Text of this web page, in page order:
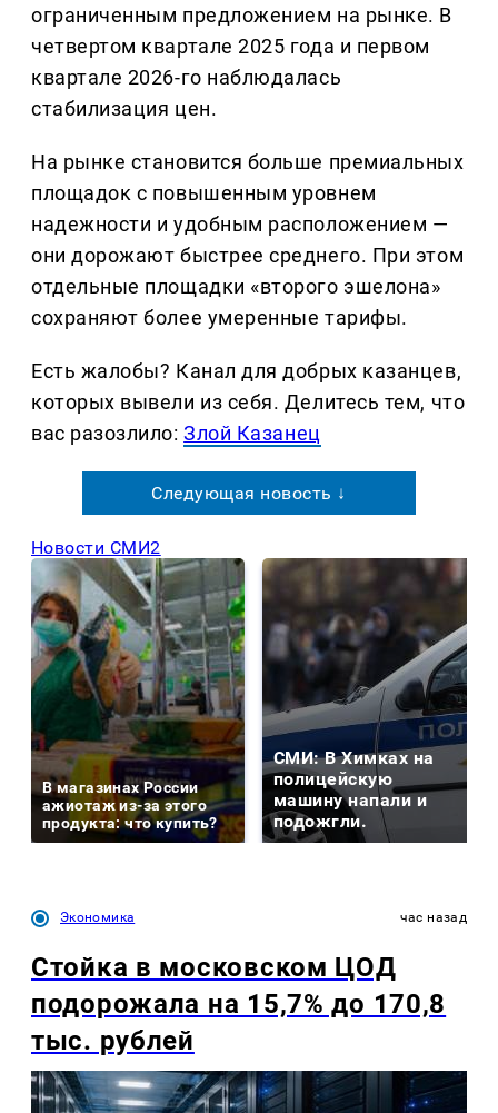
ограниченным предложением на рынке. В
четвертом квартале 2025 года и первом
квартале 2026-го наблюдалась
стабилизация цен.
На рынке становится больше премиальных
площадок с повышенным уровнем
надежности и удобным расположением —
они дорожают быстрее среднего. При этом
отдельные площадки «второго эшелона»
сохраняют более умеренные тарифы.
Есть жалобы? Канал для добрых казанцев,
которых вывели из себя. Делитеcь тем, что
вас разозлило:Злой Казанец
Следующая новость ↓
Новости СМИ2
В магазинах России
ажиотаж из-за этого
продукта: что купить?
СМИ: В Химках на
полицейскую
машину напали и
подожгли.
Экономика час назад
Стойка в московском ЦОД
подорожала на 15,7% до 170,8
тыс. рублей